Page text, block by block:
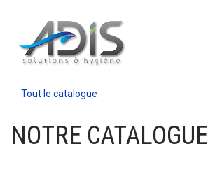
Tout le catalogue
NOTRE CATALOGUE